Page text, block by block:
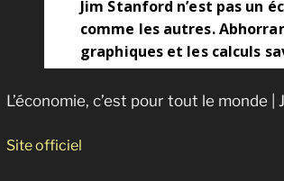
L’économie, c’est pour tout le monde
Site officiel